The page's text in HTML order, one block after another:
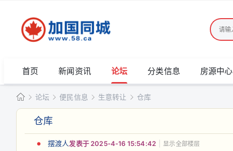
首页 新闻资讯 论坛 分类信息 房源中心
加
论坛
›
便民信息
›
生意转让
›
仓库
仓库
摆渡人发表于 2025-4-16 15:54:42 显示全部楼层